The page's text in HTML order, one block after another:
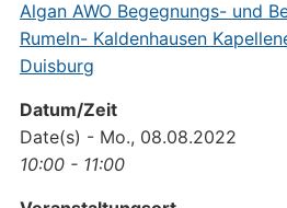
Datum/Zeit
Date(s) - Mo., 08.08.2022
10:00 - 11:00